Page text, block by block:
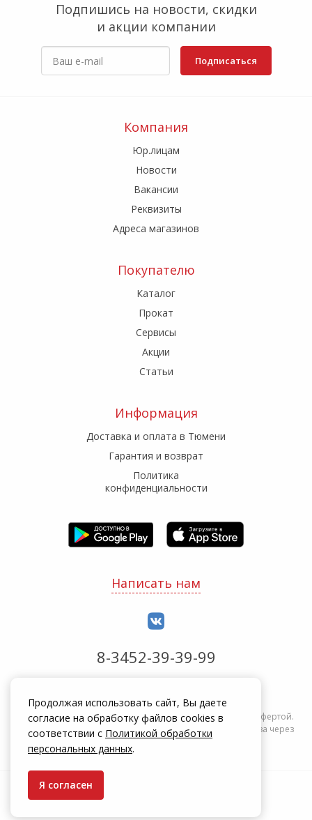
Подпишись на новости, скидки
и акции компании
Подписаться
Компания
Юр.лицам
Новости
Вакансии
Реквизиты
Адреса магазинов
Покупателю
Каталог
Прокат
Сервисы
Акции
Статьи
Информация
Доставка и оплата в Тюмени
Гарантия и возврат
Политика
конфиденциальности
Написать нам
8-3452-39-39-99
Информация на сайте zakrepi.ru не является публичной офертой.
Указанные цены действуют только при оформлении заказа через
интернет-магазин zakrepi.ru.
© КрепыЖ, 2004 — 2026
Продолжая использовать сайт, Вы даете
согласие на обработку файлов cookies в
соответствии с Политикой обработки
персональных данных.
Я согласен